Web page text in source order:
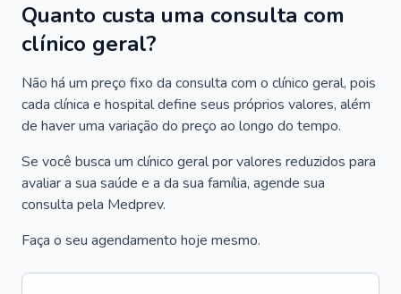
Quanto custa uma consulta com
clínico geral?
Não há um preço fixo da consulta com o clínico geral, pois
cada clínica e hospital define seus próprios valores, além
de haver uma variação do preço ao longo do tempo.
Se você busca um clínico geral por valores reduzidos para
avaliar a sua saúde e a da sua família, agende sua
consulta pela Medprev.
Faça o seu agendamento hoje mesmo.